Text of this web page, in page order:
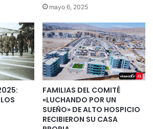
mayo 6, 2025
FAMILIAS DEL COMITÉ
«LUCHANDO POR UN
SUEÑO» DE ALTO HOSPICIO
RECIBIERON SU CASA